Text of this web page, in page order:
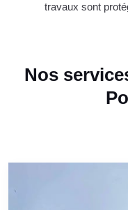
travaux sont
Nos